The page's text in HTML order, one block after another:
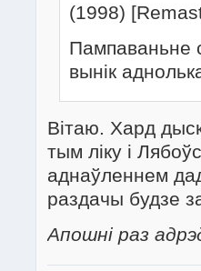
(1998)
Пампаваньне
вынік
Вітаю. Хард
тым ліку і
аднаўленнем
раздачы будзе
Апошні раз